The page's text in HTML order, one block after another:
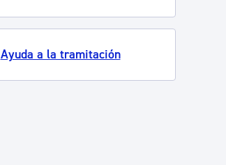
Ayuda a la tramitación